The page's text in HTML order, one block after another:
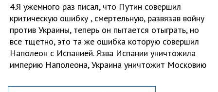
4.Я ужемного раз писал, что Путин совершил
критическую ошибку , смертельную, развязав войну
против Украины, теперь он пытается отыграть, но
все тщетно, это та же ошибка которую совершил
Наполеон с Испанией. Язва Испании уничтожила
империю Наполеона, Украина уничтожит Московию